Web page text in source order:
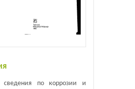
сведения по коррозии и